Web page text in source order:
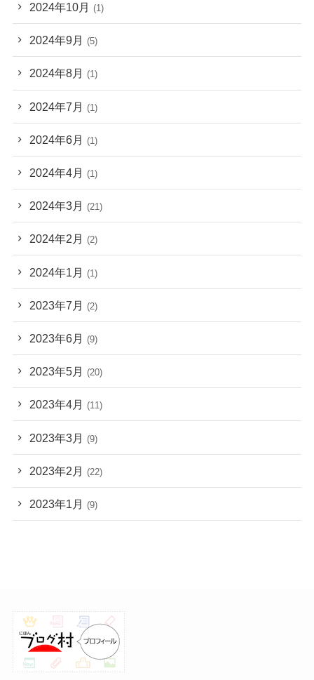
2024年10月 (1)
2024年9月 (5)
2024年8月 (1)
2024年7月 (1)
2024年6月 (1)
2024年4月 (1)
2024年3月 (21)
2024年2月 (2)
2024年1月 (1)
2023年7月 (2)
2023年6月 (9)
2023年5月 (20)
2023年4月 (11)
2023年3月 (9)
2023年2月 (22)
2023年1月 (9)